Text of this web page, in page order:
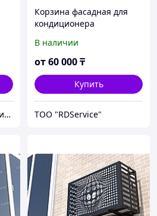
ZR ZLATAR Торгово-производственная Компания.
Корзина фасадная для
кондиционера
В наличии
от60 000₸
Купить
ТОО "RDService"